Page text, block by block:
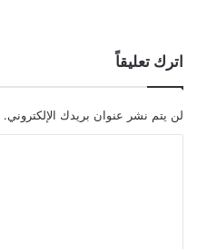
اترك تعليقاً
لن يتم نشر عنوان بريدك الإلكتروني.